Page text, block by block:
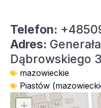
Telefon:
Adres:
Dąbrowskiego
mazowieckie
Piastów